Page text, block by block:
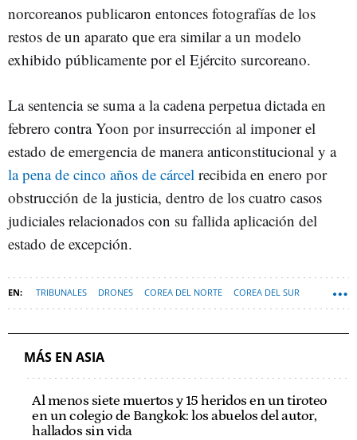
norcoreanos publicaron entonces fotografías de los
restos de un aparato que era similar a un modelo
exhibido públicamente por el Ejército surcoreano.
La sentencia se suma a la cadena perpetua dictada en
febrero contra Yoon por insurrección al imponer el
estado de emergencia de manera anticonstitucional y a
la pena de cinco años de cárcel recibida en enero por
obstrucción de la justicia, dentro de los cuatro casos
judiciales relacionados con su fallida aplicación del
estado de excepción.
TRIBUNALES DRONES COREA DEL NORTE COREA DEL SUR
MÁS EN ASIA
Al menos siete muertos y 15 heridos en un tiroteo
en un colegio de Bangkok: los abuelos del autor,
hallados sin vida